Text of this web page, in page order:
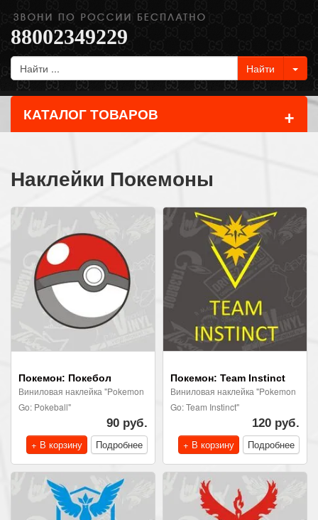
88002349229
КАТАЛОГ ТОВАРОВ +
Наклейки Покемоны
Покемон: Покебол
Виниловая наклейка "Pokemon
Go: Pokeball"
90 руб.
+ В корзину
Подробнее
Покемон: Team Instinct
Виниловая наклейка "Pokemon
Go: Team Instinct"
120 руб.
+ В корзину
Подробнее